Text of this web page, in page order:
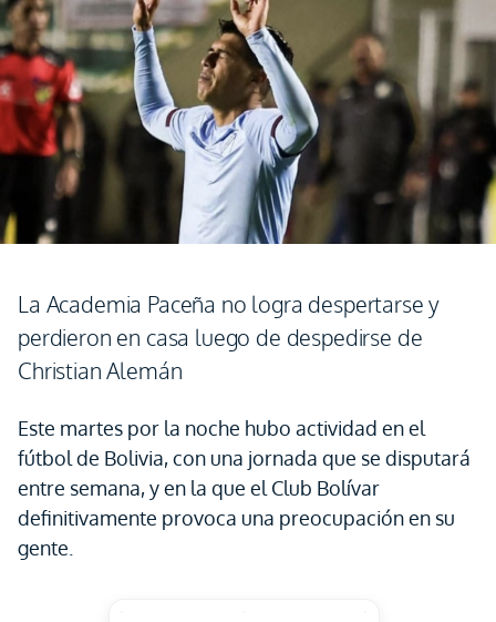
La Academia Paceña no logra despertarse y
perdieron en casa luego de despedirse de
Christian Alemán
Este martes por la noche hubo actividad en el
fútbol de Bolivia, con una jornada que se disputará
entre semana, y en la que el Club Bolívar
definitivamente provoca una preocupación en su
gente.